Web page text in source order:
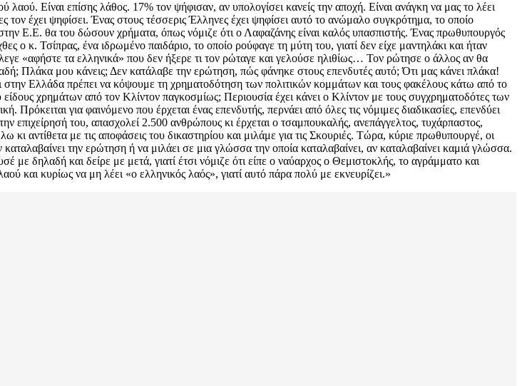
λαού. Είναι επίσης λάθος. 17% τον ψήφισαν, αν υπολογίσει κανείς την αποχή. Είναι ανάγκη να μας το λέει
έχει ψηφίσει. Ένας στους τέσσερις Έλληνες έχει ψηφίσει αυτό το ανώμαλο συγκρότημα, το οποίο
στην Ε.Ε. θα του δώσουν χρήματα, όπως νόμιζε ότι ο Λαφαζάνης είναι καλός υπασπιστής. Ένας πρωθυπουργός
ο κ. Τσίπρας, ένα ιδρωμένο παιδάριο, το οποίο ρούφαγε τη μύτη του, γιατί δεν είχε μαντηλάκι και ήταν
«αφήστε τα ελληνικά» που δεν ήξερε τι τον ρώταγε και γελούσε ηλιθίως… Τον ρώτησε ο άλλος αν θα
Πλάκα μου κάνεις; Δεν κατάλαβε την ερώτηση, πώς φάνηκε στους επενδυτές αυτό; Ότι μας κάνει πλάκα!
στην Ελλάδα πρέπει να κόψουμε τη χρηματοδότηση των πολιτικών κομμάτων και τους φακέλους κάτω από το
χρημάτων από τον Κλίντον παγκοσμίως; Περιουσία έχει κάνει ο Κλίντον με τους συγχρηματοδότες των
για φαινόμενο που έρχεται ένας επενδυτής, περνάει από όλες τις νόμιμες διαδικασίες, επενδύει
επιχείρησή του, απασχολεί 2.500 ανθρώπους κι έρχεται ο τσαμπουκαλής, ανεπάγγελτος, τυχάρπαστος,
κι αντίθετα με τις αποφάσεις του δικαστηρίου και μιλάμε για τις Σκουριές. Τώρα, κύριε πρωθυπουργέ, οι
την ερώτηση ή να μιλάει σε μια γλώσσα την οποία καταλαβαίνει, αν καταλαβαίνει καμιά γλώσσα.
δηλαδή και δείρε με μετά, γιατί έτσι νόμιζε ότι είπε ο ναύαρχος ο Θεμιστοκλής, το αγράμματο και
και κυρίως να μη λέει «ο ελληνικός λαός», γιατί αυτό πάρα πολύ με εκνευρίζει.»